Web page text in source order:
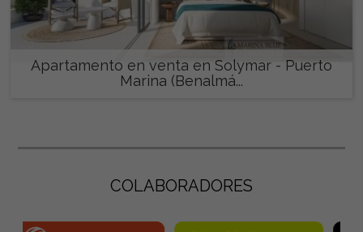
Apartamento en venta en Solymar - Puerto
Marina (Benalmá...
COLABORADORES